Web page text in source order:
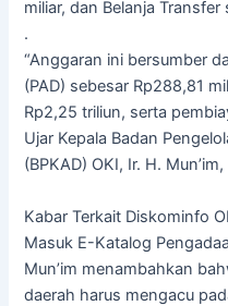
miliar, dan Belanja Transfer
.
“Anggaran ini bersumber
(PAD) sebesar Rp288,81
Rp2,25 triliun, serta
Ujar Kepala Badan
(BPKAD) OKI, Ir. H.
Kabar Terkait Diskominfo
Masuk E-Katalog
Mun’im menambahkan
daerah harus mengacu